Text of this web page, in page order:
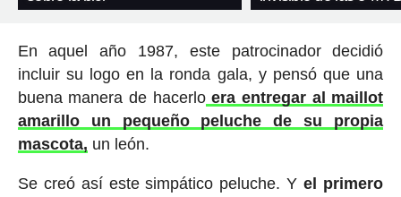
En aquel año 1987, este patrocinador decidió
incluir su logo en la ronda gala, y pensó que una
buena manera de hacerloera entregar al maillot
amarillo un pequeño peluche de su propia
mascota, un león.
Se creó así este simpático peluche. Yel primero